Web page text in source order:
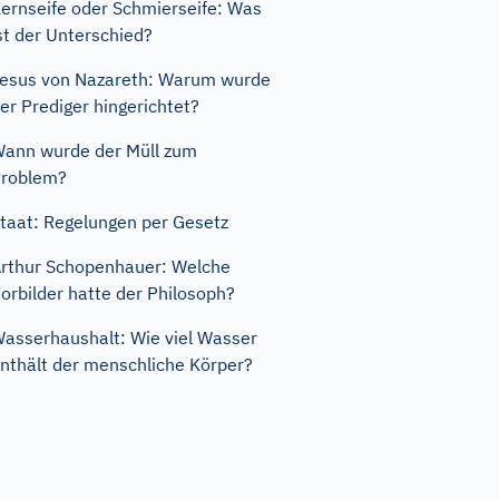
oder Schmierseife: Was
der Unterschied?
von Nazareth: Warum wurde
Prediger hingerichtet?
wurde der Müll zum
Regelungen per Gesetz
Schopenhauer: Welche
hatte der Philosoph?
Wie viel Wasser
der menschliche Körper?